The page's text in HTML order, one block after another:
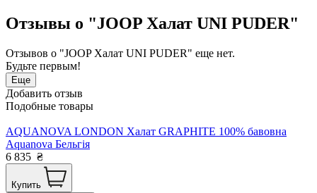
Отзывы о "JOOP Халат UNI PUDER"
Отзывов о "JOOP Халат UNI PUDER" еще нет.
Будьте первым!
Еще
Добавить отзыв
Подобные товары
AQUANOVA LONDON Халат GRAPHITE 100% бавовна
Aquanova Бельгія
6 835 ₴
Купить